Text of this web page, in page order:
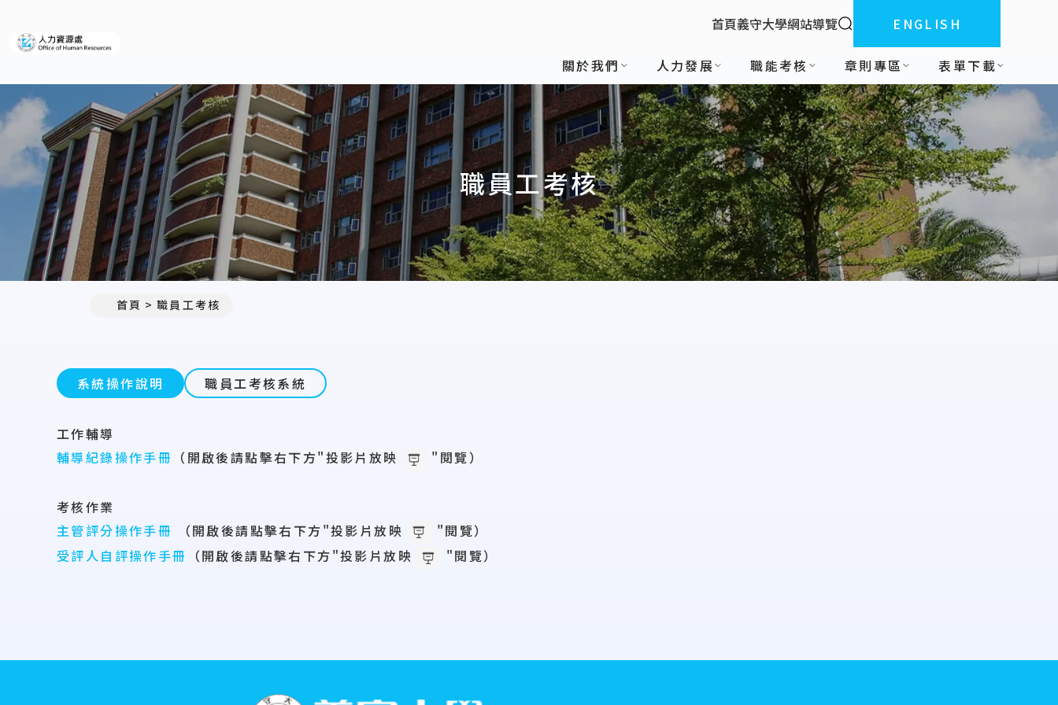
:::
首頁義守大學網站導覽 全站搜索ENGLISH
關於我們 人力發展 職能考核 章則專區 表單下載
職員工考核
首頁 職員工考核
系統操作說明 職員工考核系統
工作輔導
輔導紀錄操作手冊 （開啟後請點擊右下方"投影片放映 "閱覽）
考核作業
主管評分操作手冊
（開啟後請點擊右下方"投影片放映
"閱覽）
受評人自評操作手冊 （開啟後請點擊右下方"投影片放映 "閱覽）